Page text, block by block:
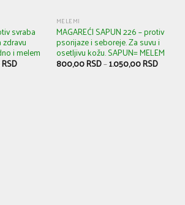
svraba
i melem
RSD
MELEMI
MAGAREĆI SAPUN 226 – protiv
psorijaze i seboreje. Za suvu i
osetljivu kožu. SAPUN= MELEM
800,00RSD–1.050,00RSD